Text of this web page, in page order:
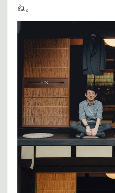
ね。